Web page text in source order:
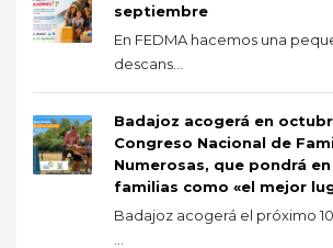
septiembre
En FEDMA hacemos una
descans...
Badajoz acogerá en
Congreso Nacional de
Numerosas, que pondrá
familias como «el mejor
Badajoz acogerá el próximo